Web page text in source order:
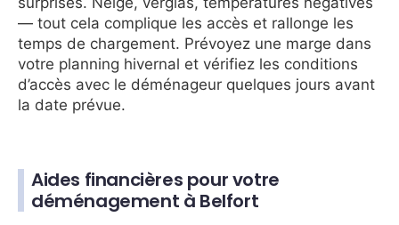
— tout cela complique les accès et rallonge les
temps de chargement. Prévoyez une marge dans
votre planning hivernal et vérifiez les conditions
d’accès avec le déménageur quelques jours avant
la date prévue.
Aides financières pour votre
déménagement à Belfort